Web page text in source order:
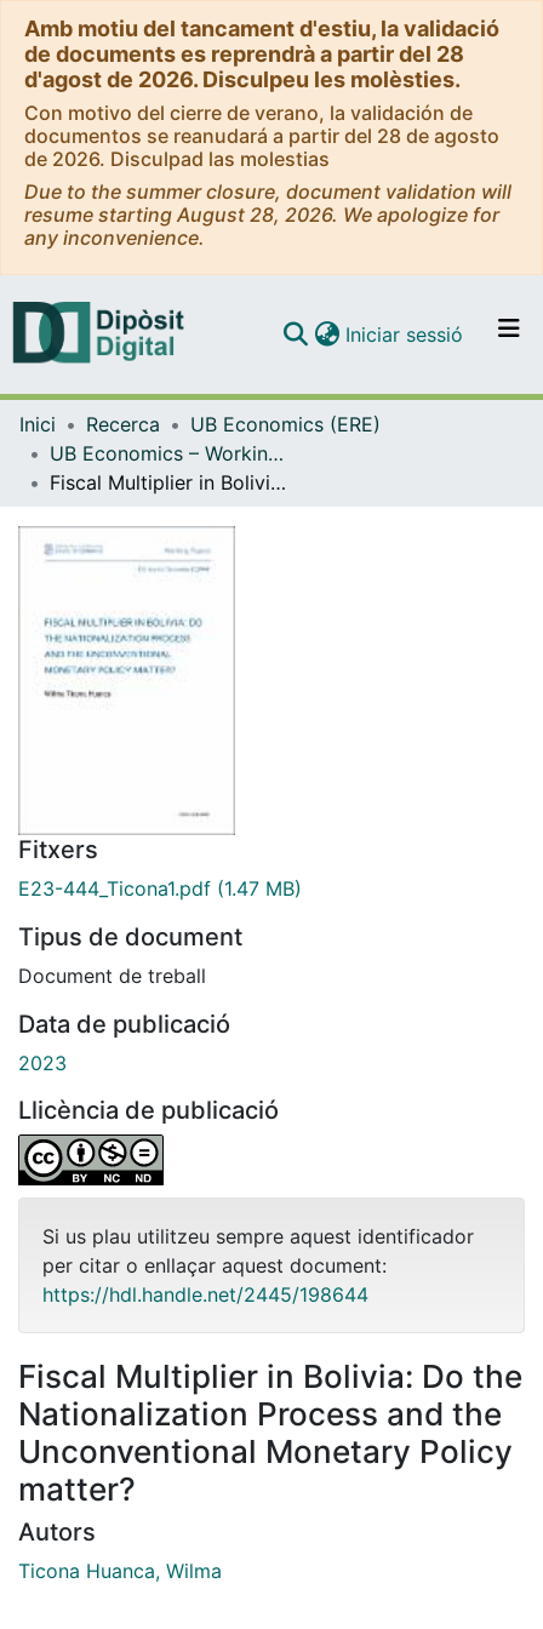
Amb motiu del tancament d'estiu, la validació
de documents es reprendrà a partir del 28
d'agost de 2026. Disculpeu les molèsties.
Con motivo del cierre de verano, la validación de
documentos se reanudará a partir del 28 de agosto
de 2026. Disculpad las molestias
Due to the summer closure, document validation will
resume starting August 28, 2026. We apologize for
any inconvenience.
Navega per tot el DD
Com publicar
Iniciar sessió (current)
Inici Recerca
UB Economics (ERE)
UB Economics – Working Papers [ERE]
Fiscal Multiplier in Bolivia: Do the Nationalization Process and the Unconventional Monetary Policy matter?
Fitxers
E23-444_Ticona1.pdf (1.47 MB)
Tipus de document
Document de treball
Data de publicació
2023
Llicència de publicació
Si us plau utilitzeu sempre aquest identificador
per citar o enllaçar aquest document:
https://hdl.handle.net/2445/198644
Fiscal Multiplier in Bolivia: Do the
Nationalization Process and the
Unconventional Monetary Policy
matter?
Autors
Ticona Huanca, Wilma